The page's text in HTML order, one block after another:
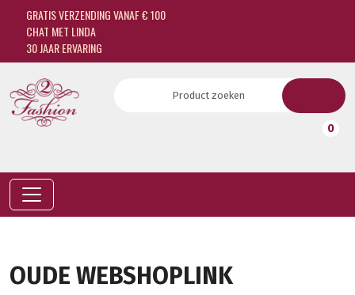
GRATIS VERZENDING VANAF € 100
CHAT MET LINDA
30 JAAR ERVARING
0
OUDE WEBSHOPLINK